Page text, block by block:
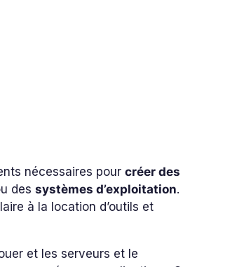
nécessaires pourcréer des
dessystèmes d’exploitation.
à la location d’outils et
et les serveurs et le